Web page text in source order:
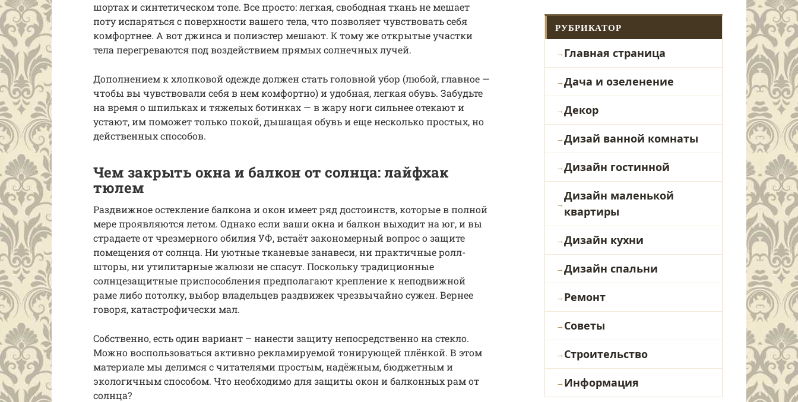
шортах и синтетическом топе. Все просто: легкая, свободная ткань не мешает
поту испаряться с поверхности вашего тела, что позволяет чувствовать себя
комфортнее. А вот джинса и полиэстер мешают. К тому же открытые участки
тела перегреваются под воздействием прямых солнечных лучей.
Дополнением к хлопковой одежде должен стать головной убор (любой, главное —
чтобы вы чувствовали себя в нем комфортно) и удобная, легкая обувь. Забудьте
на время о шпильках и тяжелых ботинках — в жару ноги сильнее отекают и
устают, им поможет только покой, дышащая обувь и еще несколько простых, но
действенных способов.
Чем закрыть окна и балкон от солнца: лайфхак
тюлем
Раздвижное остекление балкона и окон имеет ряд достоинств, которые в полной
мере проявляются летом. Однако если ваши окна и балкон выходит на юг, и вы
страдаете от чрезмерного обилия УФ, встаёт закономерный вопрос о защите
помещения от солнца. Ни уютные тканевые занавеси, ни практичные ролл-
шторы, ни утилитарные жалюзи не спасут. Поскольку традиционные
солнцезащитные приспособления предполагают крепление к неподвижной
раме либо потолку, выбор владельцев раздвижек чрезвычайно сужен. Вернее
говоря, катастрофически мал.
Собственно, есть один вариант – нанести защиту непосредственно на стекло.
Можно воспользоваться активно рекламируемой тонирующей плёнкой. В этом
материале мы делимся с читателями простым, надёжным, бюджетным и
экологичным способом. Что необходимо для защиты окон и балконных рам от
солнца?
РУБРИКАТОР
Главная страница
Дача и озеленение
Декор
Дизай ванной комнаты
Дизайн гостинной
Дизайн маленькой
квартиры
Дизайн кухни
Дизайн спальни
Ремонт
Советы
Строительство
Информация